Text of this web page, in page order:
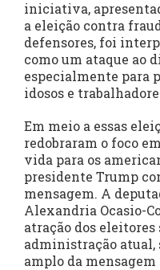
iniciativa,
a eleição contra
defensores, foi
como um ataque ao
especialmente para
idosos e
Em meio a essas
redobraram o foco
vida para os
presidente Trump
mensagem. A
Alexandria Ocasio-
atração dos eleitores
administração
amplo da mensagem